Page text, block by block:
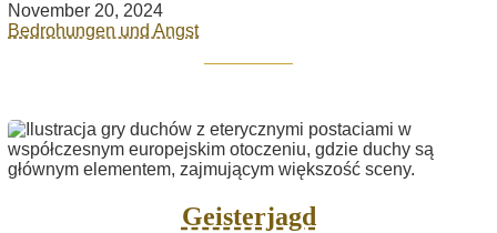
November 20, 2024
Bedrohungen und Angst
Geisterjagd